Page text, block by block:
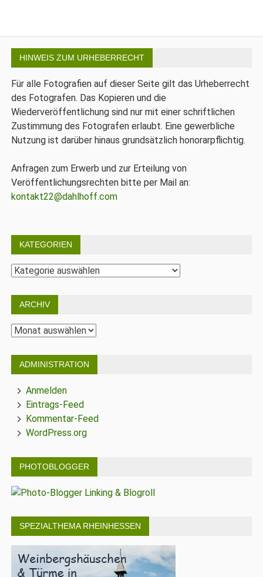
HINWEIS ZUM URHEBERRECHT
Für alle Fotografien auf dieser Seite gilt das Urheberrecht
des Fotografen. Das Kopieren und die
Wiederveröffentlichung sind nur mit einer schriftlichen
Zustimmung des Fotografen erlaubt. Eine gewerbliche
Nutzung ist darüber hinaus grundsätzlich honorarpflichtig.
Anfragen zum Erwerb und zur Erteilung von
Veröffentlichungsrechten bitte per Mail an:
kontakt22@dahlhoff.com
KATEGORIEN
Kategorien
ARCHIV
Archiv
ADMINISTRATION
Anmelden
Eintrags-Feed
Kommentar-Feed
WordPress.org
PHOTOBLOGGER
SPEZIALTHEMA RHEINHESSEN